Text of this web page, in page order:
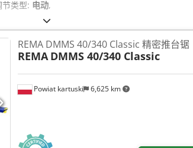
类型: 电动,
Powiat kartuski 6,625 km
REMA DMMS 40/340 Classic 精密推台锯
REMA DMMS 40/340 Classic